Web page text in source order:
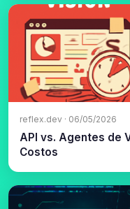
reflex.dev · 06/05/2026
API vs. Agentes de
Costos